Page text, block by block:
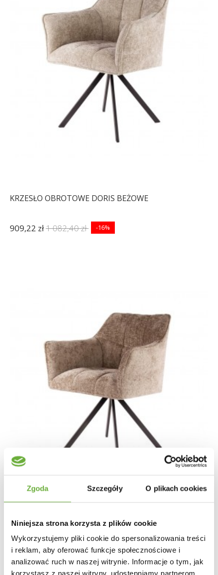
Zgoda Szczegóły O plikach cookies
Niniejsza strona korzysta z plików cookie
Wykorzystujemy pliki cookie do spersonalizowania treści
i reklam, aby oferować funkcje społecznościowe i
analizować ruch w naszej witrynie. Informacje o tym, jak
korzystasz z naszej witryny, udostępniamy partnerom
KRZESŁO OBROTOWE DORIS BEŻOWE
909,22 zł1 082,40 zł -16%
KRZESŁO OBROTOWE DORIS TAUPE
909,22 zł1 082,40 zł -16%